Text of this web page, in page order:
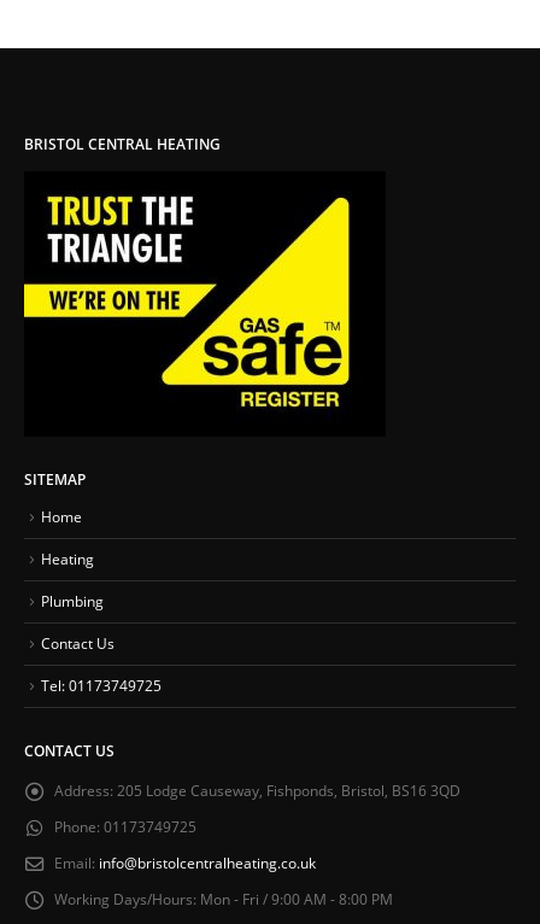
BRISTOL CENTRAL HEATING
SITEMAP
Home
Heating
Plumbing
Contact Us
Tel: 01173749725
CONTACT US
Address: 205 Lodge Causeway, Fishponds, Bristol, BS16 3QD
Phone: 01173749725
Email: info@bristolcentralheating.co.uk
Working Days/Hours: Mon - Fri / 9:00 AM - 8:00 PM